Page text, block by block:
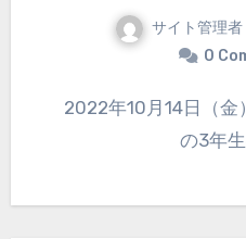
サイト管理者
0
2022年10月14日（金）、西郷村フィールド
の3年